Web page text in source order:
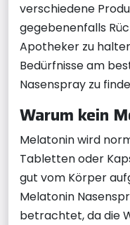
verschiedene
gegebenenfalls
Apotheker zu
Bedürfnisse am
Nasenspray zu
Warum kein
Melatonin wird
Tabletten oder
gut vom Körper
Melatonin
betrachtet, da die